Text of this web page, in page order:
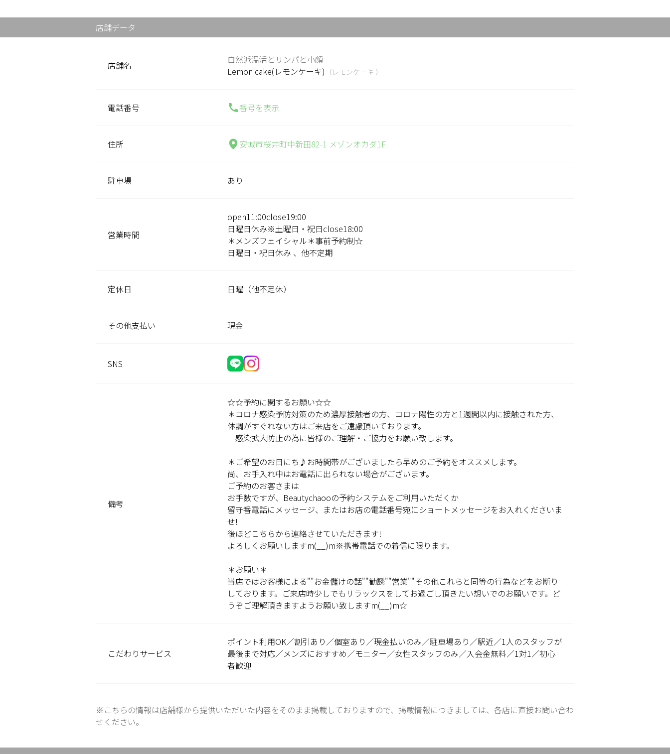
店舗データ
店舗名
自然派温活とリンパと小顔
Lemon cake(レモンケーキ) （レモンケーキ ）
電話番号 番号を表示
住所 安城市桜井町中新田82-1 メゾンオカダ1F
駐車場 あり
営業時間
open11:00close19:00
日曜日休み※土曜日・祝日close18:00
＊メンズフェイシャル＊事前予約制☆
日曜日・祝日休み 、他不定期
定休日 日曜（他不定休）
その他支払い 現金
SNS
備考
☆☆予約に関するお願い☆☆
＊コロナ感染予防対策のため濃厚接触者の方、コロナ陽性の方と1週間以内に接触された方、
体調がすぐれない方はご来店をご遠慮頂いております。
感染拡大防止の為に皆様のご理解・ご協力をお願い致します。
＊ご希望のお日にち♪お時間帯がございましたら早めのご予約をオススメします。
尚、お手入れ中はお電話に出られない場合がございます。
ご予約のお客さまは
お手数ですが、Beautychaooの予約システムをご利用いただくか
留守番電話にメッセージ、またはお店の電話番号宛にショートメッセージをお入れくださいま
せ!
後ほどこちらから連絡させていただきます!
よろしくお願いしますm(__)m※携帯電話での着信に限ります。
＊お願い＊
当店ではお客様による""お金儲けの話""勧誘""営業""その他これらと同等の行為などをお断り
しております。ご来店時少しでもリラックスをしてお過ごし頂きたい想いでのお願いです。ど
うぞご理解頂きますようお願い致しますm(__)m☆
こだわりサービス
ポイント利用OK／割引あり／個室あり／現金払いのみ／駐車場あり／駅近／1人のスタッフが
最後まで対応／メンズにおすすめ／モニター／女性スタッフのみ／入会金無料／1対1／初心
者歓迎
※こちらの情報は店舗様から提供いただいた内容をそのまま掲載しておりますので、掲載情報につきましては、各店に直接お問い合わ
せください。